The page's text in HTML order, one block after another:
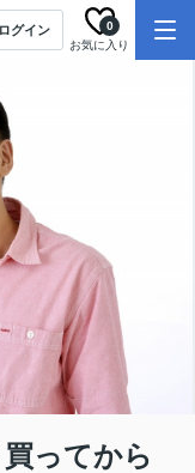
ログイン
お気に入り
0
ってから